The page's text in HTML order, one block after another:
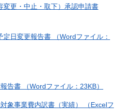
変更・中止・取下）承認申請書
定日変更報告書 （Wordファイル：
告書 （Wordファイル：23KB）
対象事業費内訳書（実績） （Excelフ